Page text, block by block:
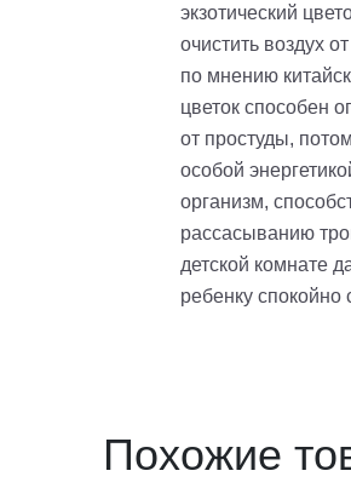
экзотический
очистить воздух
по мнению
цветок способен
от простуды,
особой
организм,
рассасыванию
детской комнате
ребенку спокойно
Похожие